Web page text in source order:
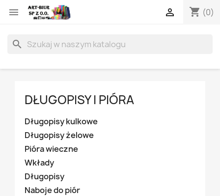
 shopping_cart (0)

search
DŁUGOPISY I PIÓRA
Długopisy kulkowe
Długopisy żelowe
Pióra wieczne
Wkłady
Długopisy
Naboje do piór